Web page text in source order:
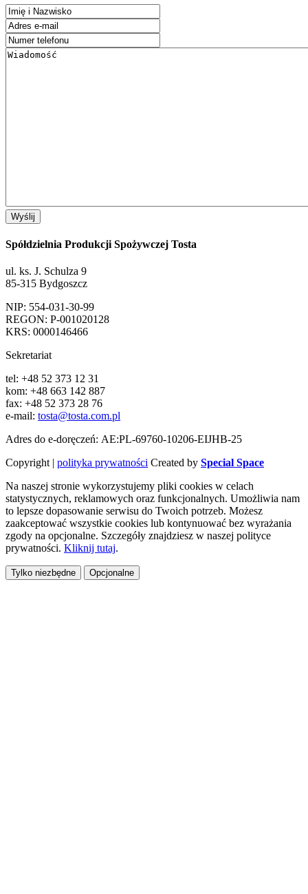
Spółdzielnia Produkcji Spożywczej Tosta
ul. ks. J. Schulza 9
85-315 Bydgoszcz
NIP: 554-031-30-99
REGON: P-001020128
KRS: 0000146466
Sekretariat
tel: +48 52 373 12 31
kom: +48 663 142 887
fax: +48 52 373 28 76
e-mail: tosta@tosta.com.pl
Adres do e-doręczeń: AE:PL-69760-10206-EIJHB-25
Copyright | polityka prywatności Created by Special Space
Na naszej stronie wykorzystujemy pliki cookies w celach
statystycznych, reklamowych oraz funkcjonalnych. Umożliwia nam
to lepsze dopasowanie serwisu do Twoich potrzeb. Możesz
zaakceptować wszystkie cookies lub kontynuować bez wyrażania
zgody na opcjonalne. Szczegóły znajdziesz w naszej polityce
prywatności. Kliknij tutaj.
Tylko niezbędne Opcjonalne